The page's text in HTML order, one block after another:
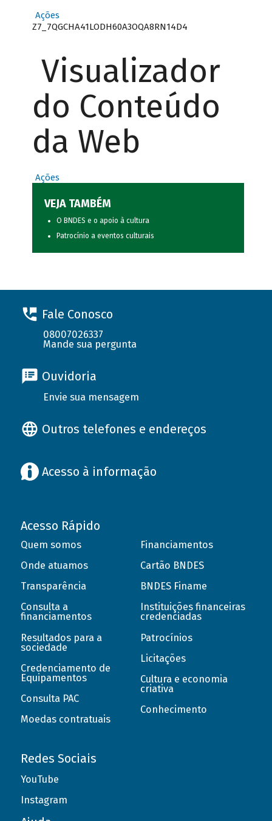
Ações
Z7_7QGCHA41LODH60A3OQA8RN14D4
Visualizador
do Conteúdo
da Web
Ações
VEJA TAMBÉM
O BNDES e o apoio à cultura
Patrocínio a eventos culturais
Fale Conosco
08007026337
Mande sua pergunta
Ouvidoria
Envie sua mensagem
Outros telefones e endereços
Acesso à informação
Acesso Rápido
Quem somos
Onde atuamos
Transparência
Consulta a
financiamentos
Resultados para a
sociedade
Credenciamento de
Equipamentos
Consulta PAC
Moedas contratuais
Financiamentos
Cartão BNDES
BNDES Finame
Instituições financeiras
credenciadas
Patrocínios
Licitações
Cultura e economia
criativa
Conhecimento
Redes Sociais
YouTube
Instagram